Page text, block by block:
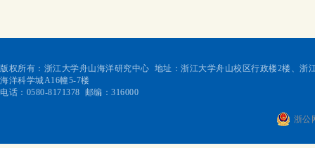
版权所有：浙江大学舟山海洋研究中心 地址：浙江大学舟山校区行政楼2楼、浙
海洋科学城A16幢5-7楼
电话：0580-8171378 邮编：316000
浙公